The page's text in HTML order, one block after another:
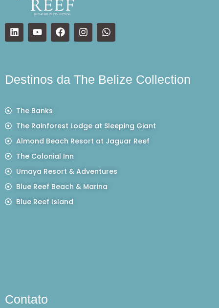
Destinos da The Belize Collection
The Banks
The Rainforest Lodge at Sleeping Giant
Almond Beach Resort at Jaguar Reef
The Colonial Inn
Umaya Resort & Adventures
Blue Reef Beach & Marina
Blue Reef Island
Contato